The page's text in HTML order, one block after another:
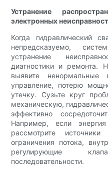
Устранение
электронных
Когда гидравлический
непредсказуемо,
устранение
диагностики и ремонта.
выявите
управление, потерю
утечку. Сузьте круг
механическую,
эффективно
Например, если
рассмотрите источники
ограничения потока,
регулирующие
последовательности.